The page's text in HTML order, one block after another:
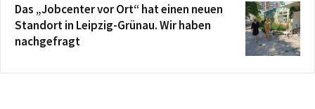
Das „Jobcenter vor Ort“ hat einen neuen
Standort in Leipzig-Grünau. Wir haben
nachgefragt